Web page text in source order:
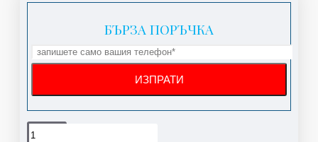
БЪРЗА ПОРЪЧКА